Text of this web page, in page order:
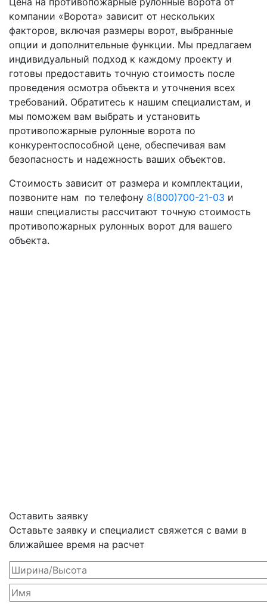
компании «Ворота» зависит от нескольких
факторов, включая размеры ворот, выбранные
опции и дополнительные функции. Мы предлагаем
индивидуальный подход к каждому проекту и
готовы предоставить точную стоимость после
проведения осмотра объекта и уточнения всех
требований. Обратитесь к нашим специалистам, и
мы поможем вам выбрать и установить
противопожарные рулонные ворота по
конкурентоспособной цене, обеспечивая вам
безопасность и надежность ваших объектов.
Стоимость зависит от размера и комплектации,
позвоните нам по телефону 8(800)700-21-03 и
наши специалисты рассчитают точную стоимость
противопожарных рулонных ворот для вашего
объекта.
Оставить заявку
Оставьте заявку и специалист свяжется с вами в
ближайшее время на расчет